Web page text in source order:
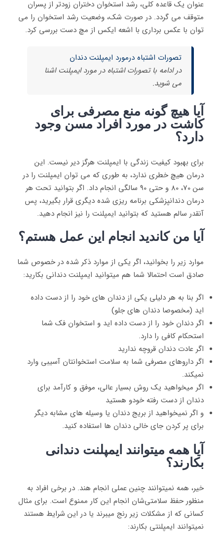
عنوان یک قاعده کلی، رشد استخوان دختران زودتر از پسران
متوقف می گردد. در صورت شک، وضعیت رشد استخوان را می
توان با عکس برداری با اشعه ایکس از مچ دست بررسی کرد.
تصورات اشتباه درمورد ایمپلنت دندان
در ادامه با تصورات اشتباه در مورد ایمپلنت اشنا
می شوید.
آیا هیچ گونه منع مصرفی برای
کاشت در مورد افراد مسن وجود
دارد؟
برای بهبود کیفیت زندگی با ایمپلنت هرگز دیر نیست. این
درمان هیچ خطری ندارد، به طوری که می توان ایمپلنت را در
سن 70، 80 و حتی 90 سالگی انجام داد. اگر بتوانید تحت هر
درمان دندانپزشکی برنامه ریزی شده دیگری قرار بگیرید، پس
آنقدر سالم هستید که بتوانید ایمپلنت را نیز انجام دهید.
آیا من کاندید انجام این عمل هستم؟
موارد زیر را بخوانید، اگر یکی از موارد ذکر شده در خصوص شما
صادق است احتمالا شما هم میتوانید ایمپلنت دندانی بکارید:
اگر بنا به هر دلیلی یکی از دندان های خود را از دست داده
اید (مخصوصا دندان های جلو)
اگر دندان خود را از دست داده اید و استخوان فک شما
استحکام کافی را دارد.
اگر عادت دندان قروچه ندارید
اگر داروهای مصرفی شما به سلامت استخوانتان آسیبی وارد
نمیکند.
اگر میخواهید یک روش بسیار عالی، موفق و کارآمد برای
دندان از دست رفته خودو هستید
و اگر نمیخواهید از بریج دندان یا وسیله های مشابه دیگر
برای پر کردن جای خالی دندان ها استفاده کنید.
آیا همه میتوانند ایمپلنت دندانی
بکارند؟
خیر، همه نمیتوانند چنین عملی انجام هند. در برخی افراد به
منظور حفظ سلامتی‌شان انجام این کار ممنوع است. برای مثال
کسانی که از مشکلات زیر رنج میبرند یا در این شرایط هستند
نمیتوانند ایمپلنتی بکارند: